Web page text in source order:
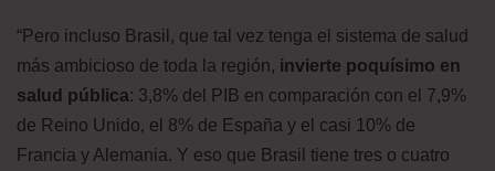
“Pero incluso Brasil, que tal vez tenga el sistema de salud
más ambicioso de toda la región, invierte poquísimo en
salud pública: 3,8% del PIB en comparación con el 7,9%
de Reino Unido, el 8% de España y el casi 10% de
Francia y Alemania. Y eso que Brasil tiene tres o cuatro